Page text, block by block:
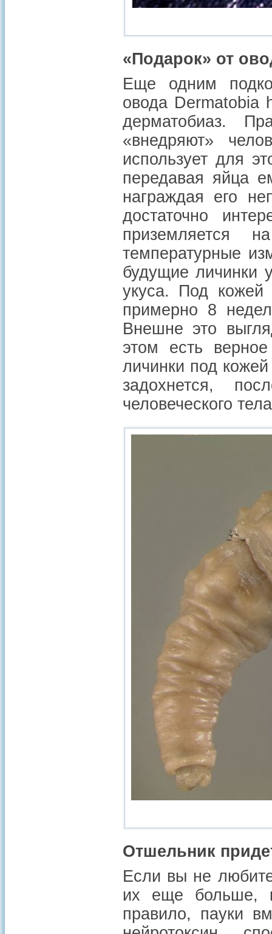
«Подарок» от
Еще одним
овода Dermatobia
дерматобиаз.
«внедряют»
использует для
передавая яйца
награждая его
достаточно
приземляется
температурные
будущие личинки
укуса. Под кожей
примерно 8
Внешне это
этом есть
личинки под
задохнется,
человеческого
Отшельник
Если вы не
их еще больше,
правило, пауки